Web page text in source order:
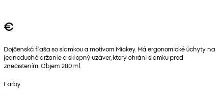
€
Dojčenská fľaša so slamkou a motívom Mickey. Má ergonomické úchyty na
jednoduché držanie a sklopný uzáver, ktorý chráni slamku pred
znečistením. Objem 280 ml.
Farby